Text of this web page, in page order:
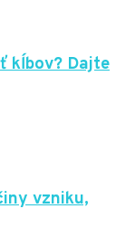
kĺbov? Dajte
vzniku,